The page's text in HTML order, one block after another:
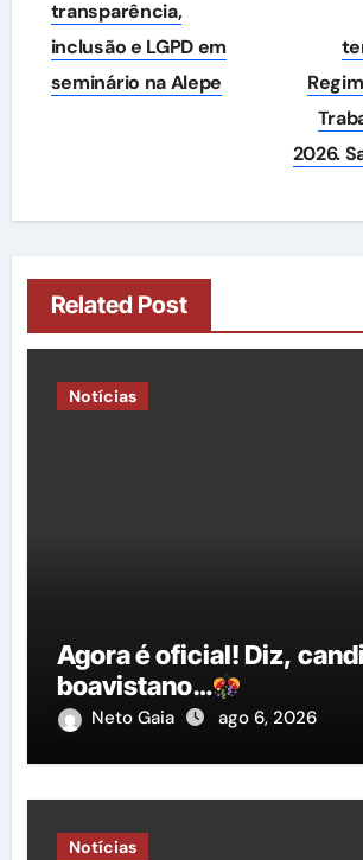
Post
transparência,
inclusão e LGPD em
seminário na Alepe
2026.
Related Post
Notícias
Agora é oficial! Diz,
boavistano…
Neto Gaia ago 6, 2026
Notícias